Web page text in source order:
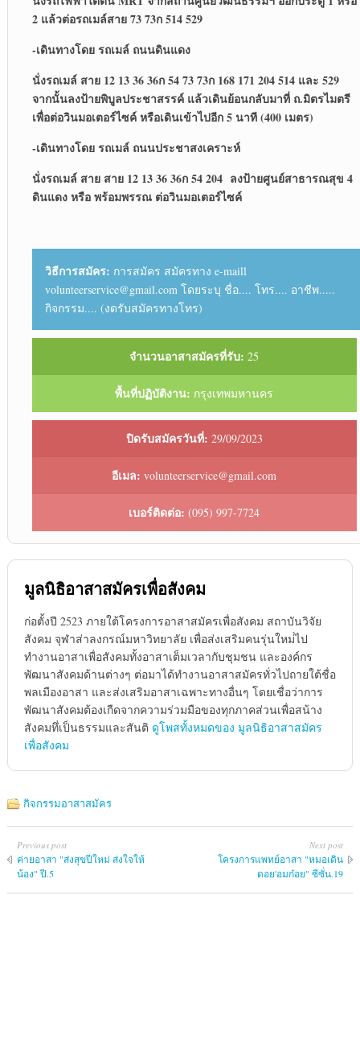
2 แล้วต่อรถเมล์สาย 73 73ก 514 529
-เดินทางโดย รถเมล์ ถนนดินแดง
นั่งรถเมล์ สาย 12 13 36 36ก 54 73 73ก 168 171 204 514 และ 529
จากนั้นลงป้ายพิบูลประชาสรรค์ แล้วเดินย้อนกลับมาที่ ถ.มิตรไมตรี
เพื่อต่อวินมอเตอร์ไซค์ หรือเดินเข้าไปอีก 5 นาที (400 เมตร)
-เดินทางโดย รถเมล์ ถนนประชาสงเคราะห์
นั่งรถเมล์ สาย สาย 12 13 36 36ก 54 204 ลงป้ายศูนย์สาธารณสุข 4
ดินแดง หรือ พร้อมพรรณ ต่อวินมอเตอร์ไซค์
วิธีการสมัคร: การสมัคร สมัครทาง e-maill
volunteerservice@gmail.com โดยระบุ ชื่อ.... โทร.... อาชีพ.....
กิจกรรม.... (งดรับสมัครทางโทร)
จำนวนอาสาสมัครที่รับ: 25
พื้นที่ปฏิบัติงาน: กรุงเทพมหานคร
ปิดรับสมัครวันที่: 29/09/2023
อีเมล: volunteerservice@gmail.com
เบอร์ติดต่อ: (095) 997-7724
มูลนิธิอาสาสมัครเพื่อสังคม
ก่อตั้งปี 2523 ภายใต้โครงการอาสาสมัครเพื่อสังคม สถาบันวิจัย
สังคม จุฬาส่าลงกรณ์มหาวิทยาลัย เพื่อส่งเสริมคนรุ่นใหม่่ไป
ทำงานอาสาเพื่อสังคมทั้งอาสาเต็มเวลากับชุมชน และองค์กร
พัฒนาสังคมด้านต่างๆ ต่อมาได้ทำงานอาสาสมัครทั่วไปถายใต้ชื่อ
พลเมืองอาสา และส่งเสริมอาสาเฉพาะทางอื่นๆ โดยเชื่อว่าการ
พัฒนาสังคมต้องเกืดจากความร่วมมือของทุกภาคส่วนเพื่อสน้าง
สังคมทึ่เป็นธรรมและสันติ ดูโพสทั้งหมดของ มูลนิธิอาสาสมัคร
เพื่อสังคม
กิจกรรมอาสาสมัคร
Previous post
ค่ายอาสา "ส่งสุข​ปีใหม่​ ส่ง​ใจ​ให้​
น้อง" ปี.5
Next post
โครงการแพทย์​อาสา​ "หมอเดิน​
ดอย'อมก๋อย​" ซีซั่น.19